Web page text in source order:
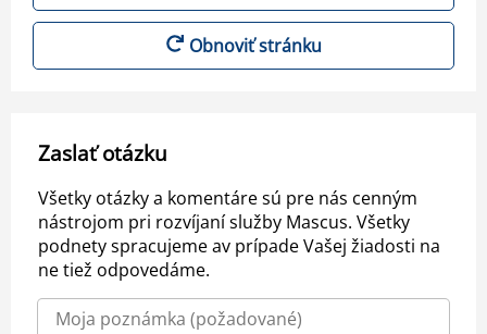
Obnoviť stránku
Zaslať otázku
Všetky otázky a komentáre sú pre nás cenným
nástrojom pri rozvíjaní služby Mascus. Všetky
podnety spracujeme av prípade Vašej žiadosti na
ne tiež odpovedáme.